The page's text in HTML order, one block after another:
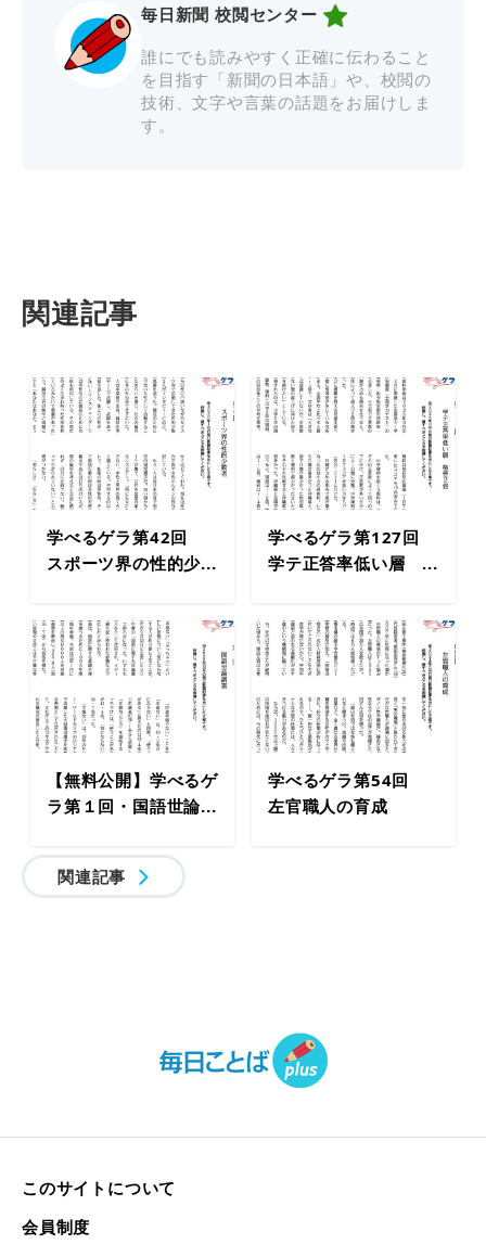
毎日新聞 校閲センター
誰にでも読みやすく正確に伝わること
を目指す「新聞の日本語」や、校閲の
技術、文字や言葉の話題をお届けしま
す。
関連記事
学べるゲラ第42回
スポーツ界の性的少...
学べるゲラ第127回
学テ正答率低い層 ...
【無料公開】学べるゲ
ラ第１回・国語世論...
学べるゲラ第54回
左官職人の育成
関連記事
このサイトについて
会員制度